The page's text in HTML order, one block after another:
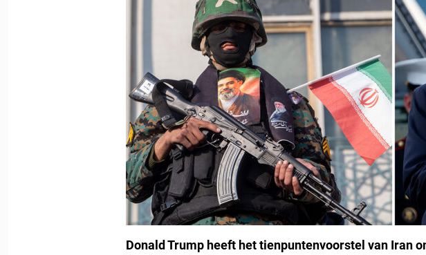
Donald Trump heeft het tienpuntenvoorstel van Iran